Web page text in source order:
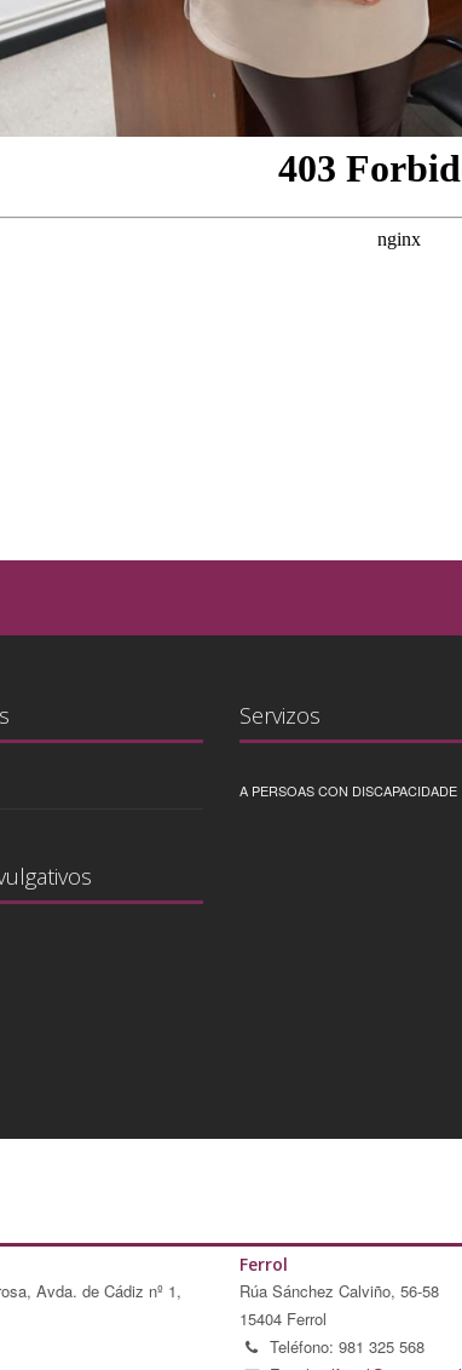
Servizos
A PERSOAS CON DISCAPACIDADE
Avda. de Cádiz nº 1,
Ferrol
Rúa Sánchez Calviño, 56-58
15404 Ferrol
Teléfono: 981 325 568